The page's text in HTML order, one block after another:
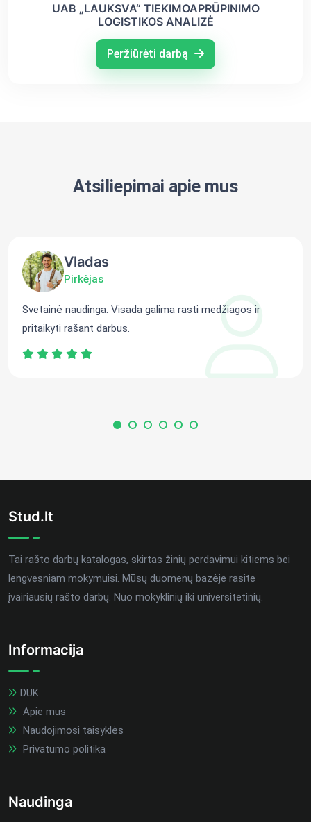
UAB „LAUKSVA“ TIEKIMOAPRŪPINIMO
LOGISTIKOS ANALIZĖ
Peržiūrėti darbą
Atsiliepimai apie mus
Vladas
Pirkėjas
Svetainė naudinga. Visada galima rasti medžiagos ir
pritaikyti rašant darbus.
Stud.lt
Tai rašto darbų katalogas, skirtas žinių perdavimui kitiems bei
lengvesniam mokymuisi. Mūsų duomenų bazėje rasite
įvairiausių rašto darbų. Nuo mokyklinių iki universitetinių.
Informacija
DUK
Apie mus
Naudojimosi taisyklės
Privatumo politika
Naudinga